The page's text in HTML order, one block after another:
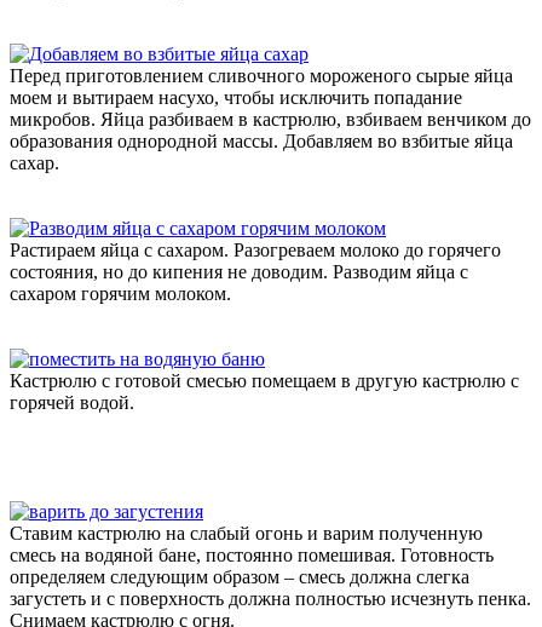
Перед приготовлением сливочного мороженого сырые яйца
моем и вытираем насухо, чтобы исключить попадание
микробов. Яйца разбиваем в кастрюлю, взбиваем венчиком до
образования однородной массы. Добавляем во взбитые яйца
сахар.
Растираем яйца с сахаром. Разогреваем молоко до горячего
состояния, но до кипения не доводим. Разводим яйца с
сахаром горячим молоком.
Кастрюлю с готовой смесью помещаем в другую кастрюлю с
горячей водой.
Ставим кастрюлю на слабый огонь и варим полученную
смесь на водяной бане, постоянно помешивая. Готовность
определяем следующим образом – смесь должна слегка
загустеть и с поверхность должна полностью исчезнуть пенка.
Снимаем кастрюлю с огня.